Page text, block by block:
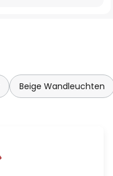
Beige Wandleuchten